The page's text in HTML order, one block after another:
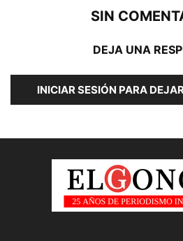
SIN
DEJA UNA
INICIAR SESIÓN PARA